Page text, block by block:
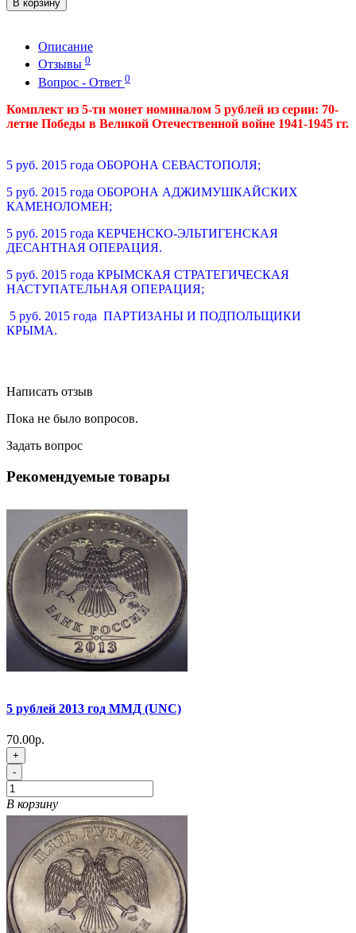
В корзину
Описание
Отзывы 0
Вопрос - Ответ 0
Комплект из 5-ти монет номиналом 5 рублей из серии: 70-
летие Победы в Великой Отечественной войне 1941-1945 гг.
5 руб. 2015 года ОБОРОНА СЕВАСТОПОЛЯ;
5 руб. 2015 года ОБОРОНА АДЖИМУШКАЙСКИХ
КАМЕНОЛОМЕН;
5 руб. 2015 года КЕРЧЕНСКО-ЭЛЬТИГЕНСКАЯ
ДЕСАНТНАЯ ОПЕРАЦИЯ.
5 руб. 2015 года КРЫМСКАЯ СТРАТЕГИЧЕСКАЯ
НАСТУПАТЕЛЬНАЯ ОПЕРАЦИЯ;
5 руб. 2015 года ПАРТИЗАНЫ И ПОДПОЛЬЩИКИ
КРЫМА.
Написать отзыв
Пока не было вопросов.
Задать вопрос
Рекомендуемые товары
5 рублей 2013 год ММД (UNC)
70.00р.
+
-
В корзину